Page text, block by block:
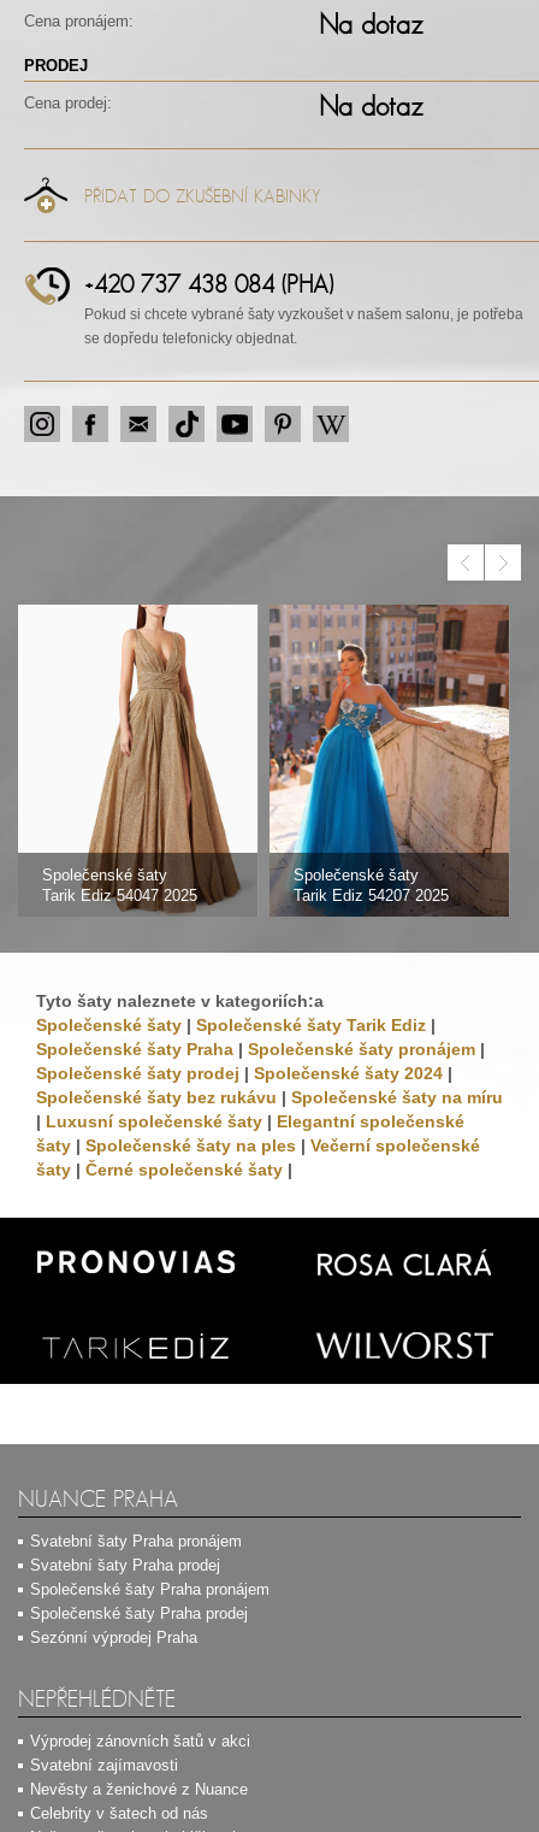
Cena pronájem: Na dotaz
PRODEJ
Cena prodej: Na dotaz
PŘIDAT DO ZKUŠEBNÍ KABINKY
+420 737 438 084 (PHA)
Pokud si chcete vybrané šaty vyzkoušet v našem salonu, je potřeba
se dopředu telefonicky objednat.
Společenské šaty
Tarik Ediz 54047 2025
Společenské šaty
Tarik Ediz 54207 2025
Tyto šaty naleznete v kategoriích:a
Společenské šaty | Společenské šaty Tarik Ediz |
Společenské šaty Praha | Společenské šaty pronájem |
Společenské šaty prodej | Společenské šaty 2024 |
Společenské šaty bez rukávu | Společenské šaty na míru
| Luxusní společenské šaty | Elegantní společenské
šaty | Společenské šaty na ples | Večerní společenské
šaty | Černé společenské šaty |
NUANCE PRAHA
Svatební šaty Praha pronájem
Svatební šaty Praha prodej
Společenské šaty Praha pronájem
Společenské šaty Praha prodej
Sezónní výprodej Praha
NEPŘEHLÉDNĚTE
Výprodej zánovních šatů v akci
Svatební zajímavosti
Nevěsty a ženichové z Nuance
Celebrity v šatech od nás